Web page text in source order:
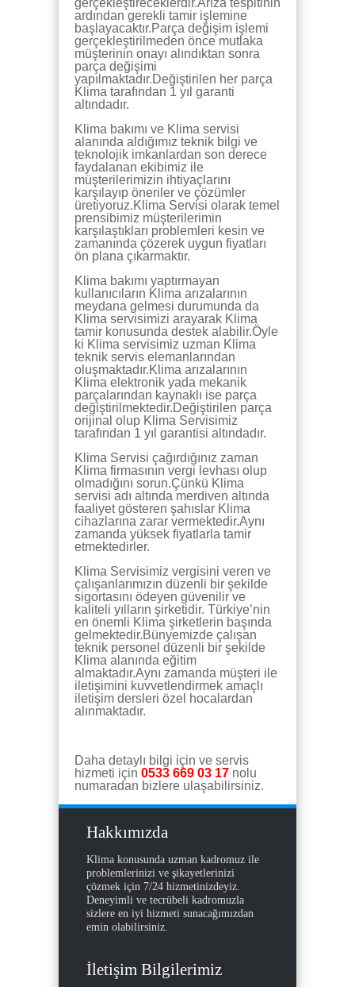
gerçekleştireceklerdir.Arıza tespitinin
ardından gerekli tamir işlemine
başlayacaktır.Parça değişim işlemi
gerçekleştirilmeden önce mutlaka
müşterinin onayı alındıktan sonra
parça değişimi
yapılmaktadır.Değiştirilen her parça
Klima tarafından 1 yıl garanti
altındadır.
Klima bakımı ve Klima servisi
alanında aldığımız teknik bilgi ve
teknolojik imkanlardan son derece
faydalanan ekibimiz ile
müşterilerimizin ihtiyaçlarını
karşılayıp öneriler ve çözümler
üretiyoruz.Klima Servisi olarak temel
prensibimiz müşterilerimin
karşılaştıkları problemleri kesin ve
zamanında çözerek uygun fiyatları
ön plana çıkarmaktır.
Klima bakımı yaptırmayan
kullanıcıların Klima arızalarının
meydana gelmesi durumunda da
Klima servisimizi arayarak Klima
tamir konusunda destek alabilir.Öyle
ki Klima servisimiz uzman Klima
teknik servis elemanlarından
oluşmaktadır.Klima arızalarının
Klima elektronik yada mekanik
parçalarından kaynaklı ise parça
değiştirilmektedir.Değiştirilen parça
orijinal olup Klima Servisimiz
tarafından 1 yıl garantisi altındadır.
Klima Servisi çağırdığınız zaman
Klima firmasının vergi levhası olup
olmadığını sorun.Çünkü Klima
servisi adı altında merdiven altında
faaliyet gösteren şahıslar Klima
cihazlarına zarar vermektedir.Aynı
zamanda yüksek fiyatlarla tamir
etmektedirler.
Klima Servisimiz vergisini veren ve
çalışanlarımızın düzenli bir şekilde
sigortasını ödeyen güvenilir ve
kaliteli yılların şirketidir. Türkiye’nin
en önemli Klima şirketlerin başında
gelmektedir.Bünyemizde çalışan
teknik personel düzenli bir şekilde
Klima alanında eğitim
almaktadır.Aynı zamanda müşteri ile
iletişimini kuvvetlendirmek amaçlı
iletişim dersleri özel hocalardan
alınmaktadır.
Daha detaylı bilgi için ve servis
hizmeti için 0533 669 03 17 nolu
numaradan bizlere ulaşabilirsiniz.
Hakkımızda
Klima konusunda uzman kadromuz ile
problemlerinizi ve şikayetlerinizi
çözmek için 7/24 hizmetinizdeyiz.
Deneyimli ve tecrübeli kadromuzla
sizlere en iyi hizmeti sunacağımızdan
emin olabilirsiniz.
İletişim Bilgilerimiz